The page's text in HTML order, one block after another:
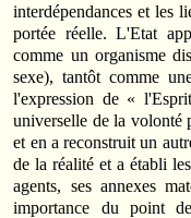
interdépendances et les
portée réelle. L'Etat
comme un organisme
sexe), tantôt comme
l'expression de «
universelle de la volonté
et en a reconstruit un
de la réalité et a établi
agents, ses annexes
importance du point